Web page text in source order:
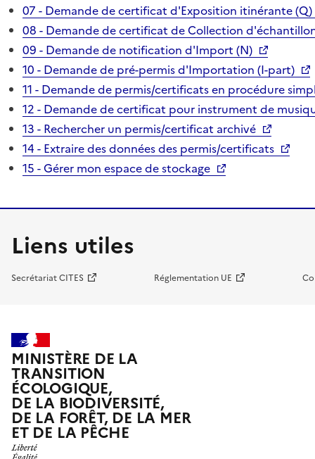
07 - Demande de certificat d'Exposition itinérante (Q)
08 - Demande de certificat de Collection
09 - Demande de notification d'Import (N)
10 - Demande de pré-permis d'Importation (I-part)
11 - Demande de permis/certificats en procédure
12 - Demande de certificat pour instrument de
13 - Rechercher un permis/certificat archivé
14 - Extraire des données des permis/certificats
15 - Gérer mon espace de stockage
Liens utiles
Secrétariat CITES Réglementation UE
MINISTÈRE DE LA
TRANSITION
ÉCOLOGIQUE,
DE LA BIODIVERSITÉ,
DE LA FORÊT, DE LA MER
ET DE LA PÊCHE